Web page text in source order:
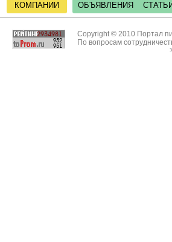
КОМПАНИИ ОБЪЯВЛЕНИЯ
Copyright © 2010 Портал
По вопросам